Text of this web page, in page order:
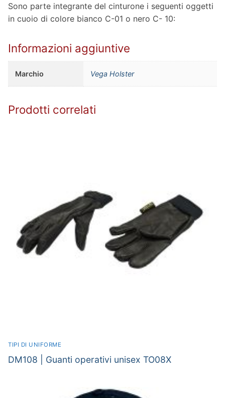
Sono parte integrante del cinturone i seguenti oggetti
in cuoio di colore bianco C-01 o nero C- 10:
Informazioni aggiuntive
Marchio Vega Holster
Prodotti correlati
TIPI DI UNIFORME
DM108 | Guanti operativi unisex TO08X